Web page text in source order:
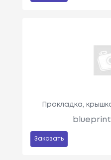
Прокладка,
Заказать